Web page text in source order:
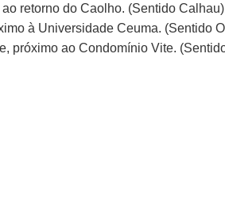
retorno do Caolho. (Sentido Calhau)
à Universidade Ceuma. (Sentido
próximo ao Condomínio Vite.